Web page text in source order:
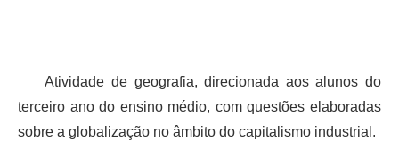
Atividade de geografia, direcionada aos alunos do
terceiro ano do ensino médio, com questões elaboradas
sobre a globalização no âmbito do capitalismo industrial.